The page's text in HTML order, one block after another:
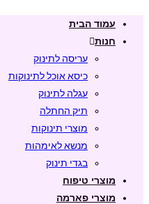
content
עמוד הבית
חנות
עריסה לתינוק
כיסא אוכל לתינוקות
עגלה לתינוק
תיק החתלה
מוצרי תינוקות
מנשא לאימהות
בגדי תינוק
מוצרי טיפוח
מוצרי פארמה